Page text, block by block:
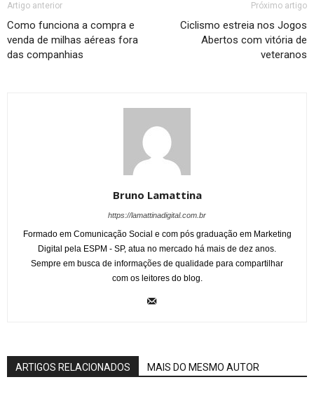
Artigo anterior
Como funciona a compra e
venda de milhas aéreas fora
das companhias
Próximo artigo
Ciclismo estreia nos Jogos
Abertos com vitória de
veteranos
Bruno Lamattina
https://lamattinadigital.com.br
Formado em Comunicação Social e com pós graduação em Marketing
Digital pela ESPM - SP, atua no mercado há mais de dez anos.
Sempre em busca de informações de qualidade para compartilhar
com os leitores do blog.
ARTIGOS RELACIONADOS MAIS DO MESMO AUTOR